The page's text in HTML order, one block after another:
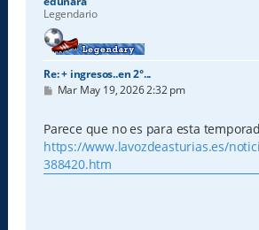
Legendario
Re: + ingresos..en 2°...
M
s
a
j
e
Mar May 19, 2026 2:32 pm
Parece que no es para esta
https://www.lavozdeasturias.es/
388420.htm